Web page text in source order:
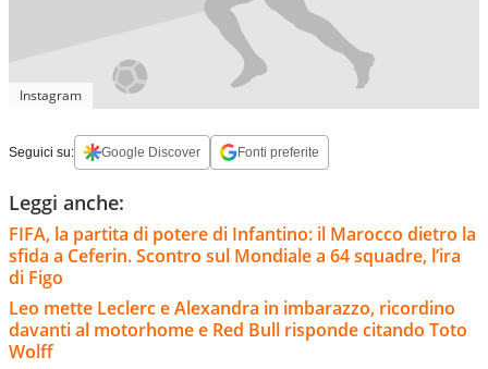
Instagram
Seguici su: Google Discover Fonti preferite
Leggi anche:
FIFA, la partita di potere di Infantino: il Marocco dietro la
sfida a Ceferin. Scontro sul Mondiale a 64 squadre, l’ira
di Figo
Leo mette Leclerc e Alexandra in imbarazzo, ricordino
davanti al motorhome e Red Bull risponde citando Toto
Wolff